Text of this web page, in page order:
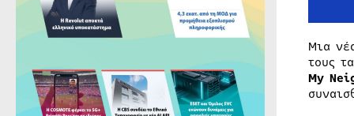
Μια
τους
My